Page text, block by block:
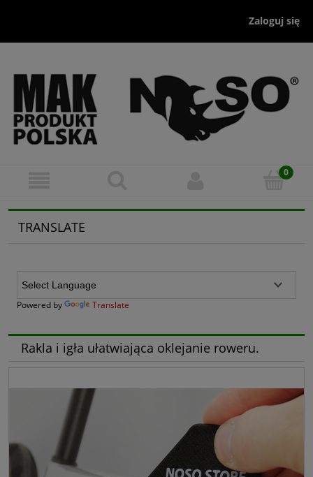
Zaloguj się
TRANSLATE
Powered by Translate
Rakla i igła ułatwiająca oklejanie roweru.